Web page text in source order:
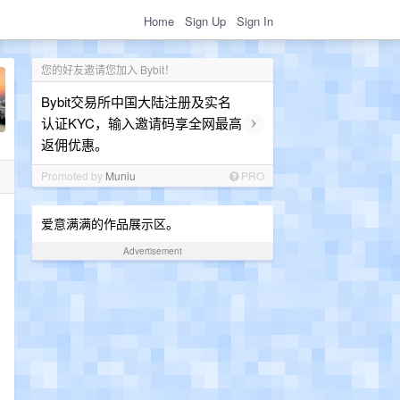
Home Sign Up Sign In
您的好友邀请您加入 Bybit！
Bybit交易所中国大陆注册及实名
认证KYC，输入邀请码享全网最高
返佣优惠。
›
Promoted by Muniu PRO
爱意满满的作品展示区。
Advertisement